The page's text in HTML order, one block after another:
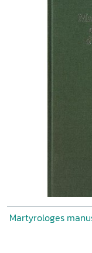
Martyrologes